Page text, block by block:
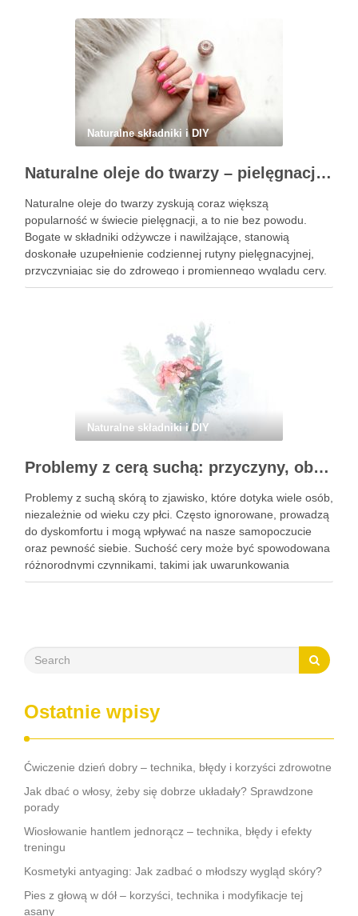
Naturalne składniki i DIY
Naturalne oleje do twarzy – pielęgnacja i ich właściwości
Naturalne oleje do twarzy zyskują coraz większą
popularność w świecie pielęgnacji, a to nie bez powodu.
Bogate w składniki odżywcze i nawilżające, stanowią
doskonałe uzupełnienie codziennej rutyny pielęgnacyjnej,
przyczyniając się do zdrowego i promiennego wyglądu cery.
Każdy typ skóry ma swoje potrzeby, a odpowiednio dobrane
Naturalne składniki i DIY
Problemy z cerą suchą: przyczyny, objawy i skuteczna pielęgnacja
Problemy z suchą skórą to zjawisko, które dotyka wiele osób,
niezależnie od wieku czy płci. Często ignorowane, prowadzą
do dyskomfortu i mogą wpływać na nasze samopoczucie
oraz pewność siebie. Suchość cery może być spowodowana
różnorodnymi czynnikami, takimi jak uwarunkowania
genetyczne, zmiany hormonalne, a nawet zanieczyszczenia
Ostatnie wpisy
Ćwiczenie dzień dobry – technika, błędy i korzyści zdrowotne
Jak dbać o włosy, żeby się dobrze układały? Sprawdzone
porady
Wiosłowanie hantlem jednorącz – technika, błędy i efekty
treningu
Kosmetyki antyaging: Jak zadbać o młodszy wygląd skóry?
Pies z głową w dół – korzyści, technika i modyfikacje tej
asany